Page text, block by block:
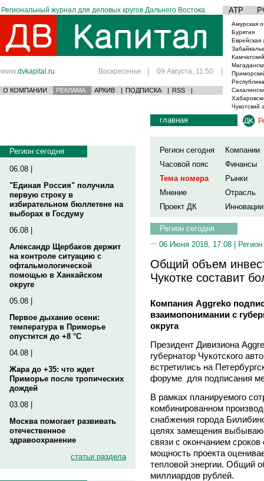
Региональный журнал для деловых кругов Дальнего Востока АТР
www.dvkapital.ru Воскресенье | 09 Августа, 11:50 |
О КОМПАНИИ РЕКЛАМА АРХИВ | ПОДПИСКА | RSS |
Амурская
Бурятия
Еврейская
Чукотский
Регион сегодня
06.08 |
"Единая Россия" получила
первую строку в
избирательном бюллетене на
выборах в Госдуму
06.08 |
Александр Щербаков держит
на контроле ситуацию с
офтальмологической
помощью в Ханкайском
округе
05.08 |
Первое дыхание осени:
температура в Приморье
опустится до +8 °C
04.08 |
Жара до +35: что ждет
Приморье после тропических
дождей
03.08 |
Москва помогает развивать
отечественное
здравоохранение
статьи раздела
главная
Регион сегодня
Компании
Часовой пояс
Финансы
Тема номера
Рынки
Мнение
Отрасль
Проект ДК
Инновации
Регион сегодня
06 Июня 2018, 17:08 |
Общий объем
Чукотке составит
Компания Aggreko
взаимопонимании с
округа
Президент Дивизиона
губернатор Чукотского
встретились на
форуме для подписания
В рамках планируемого
комбинированном
снабжения города
целях замещения
связи с окончанием
мощность проекта
тепловой энергии. Общий
миллиардов рублей.